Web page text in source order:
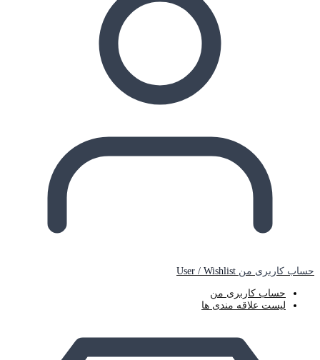
حساب کاربری من User / Wishlist
حساب کاربری من
لیست علاقه مندی ها